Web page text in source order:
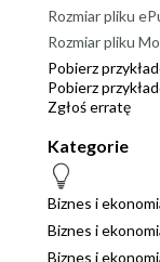
Rozmiar pliku
Rozmiar pliku
Pobierz
Pobierz
Zgłoś erratę
Kategorie
Biznes i
Biznes i
Biznes i